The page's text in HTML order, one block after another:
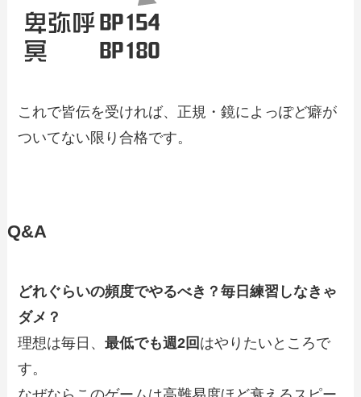
これで皆伝を受ければ、正規・鏡によっぽど癖が
ついてない限り合格です。
Q&A
どれぐらいの頻度でやるべき？毎日練習しなきゃ
ダメ？
理想は毎日、最低でも週2回 はやりたいところで
す。